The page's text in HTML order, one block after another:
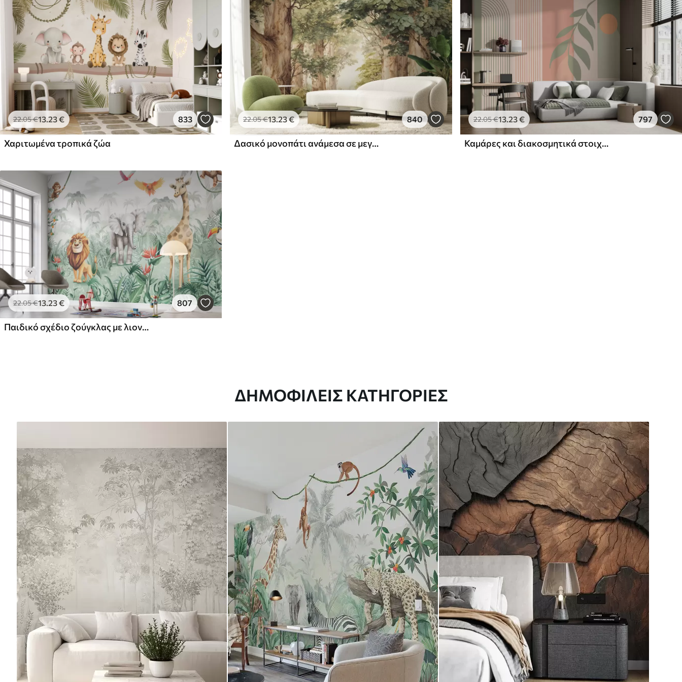
22.05€13.23€ 833
Χαριτωμένα τροπικά ζώα
22.05€13.23€ 840
Δασικό μονοπάτι ανάμεσα σε μεγαλοπρεπή δέντρα σε στυλ ακουαρέλας
22.05€13.23€ 797
Καμάρες και διακοσμητικά στοιχεία σε στυλ boho
22.05€13.23€ 807
Παιδικό σχέδιο ζούγκλας με λιοντάρι, καμηλοπάρδαλη, ελέφαντα και παπαγάλους
ΔΗΜΟΦΙΛΕΊΣ ΚΑΤΗΓΟΡΊΕΣ